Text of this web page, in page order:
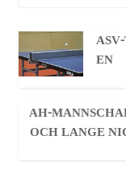
EN
AH-
OCH LANGE